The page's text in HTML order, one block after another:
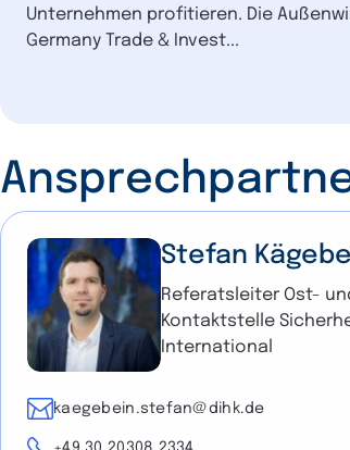
Unternehmen profitieren. Die
Germany Trade & Invest...
Stefan
Referatsleiter Ost-
Kontaktstelle
International
E-Mailkaegebein.stefan@dihk.de